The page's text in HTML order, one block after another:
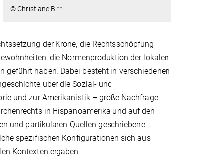
© Christiane Birr
der Krone, die Rechtsschöpfung
die Normenproduktion der lokalen
haben. Dabei besteht in verschiedenen
über die Sozial- und
und zur Amerikanistik – große Nachfrage
in Hispanoamerika und auf den
und partikularen Quellen geschriebene
spezifischen Konfigurationen sich aus
Kontexten ergaben.